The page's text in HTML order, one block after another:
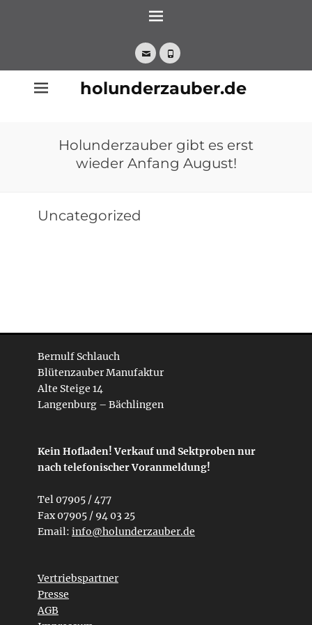
E-
Telefon
holunderzauber.de
Holunderzauber gibt es erst
wieder Anfang August!
Uncategorized
Bernulf Schlauch
Blütenzauber Manufaktur
Alte Steige 14
Langenburg – Bächlingen
Kein Hofladen! Verkauf und Sektproben nur
nach telefonischer Voranmeldung!
Tel 07905 / 477
Fax 07905 / 94 03 25
Email: info@holunderzauber.de
Vertriebspartner
Presse
AGB